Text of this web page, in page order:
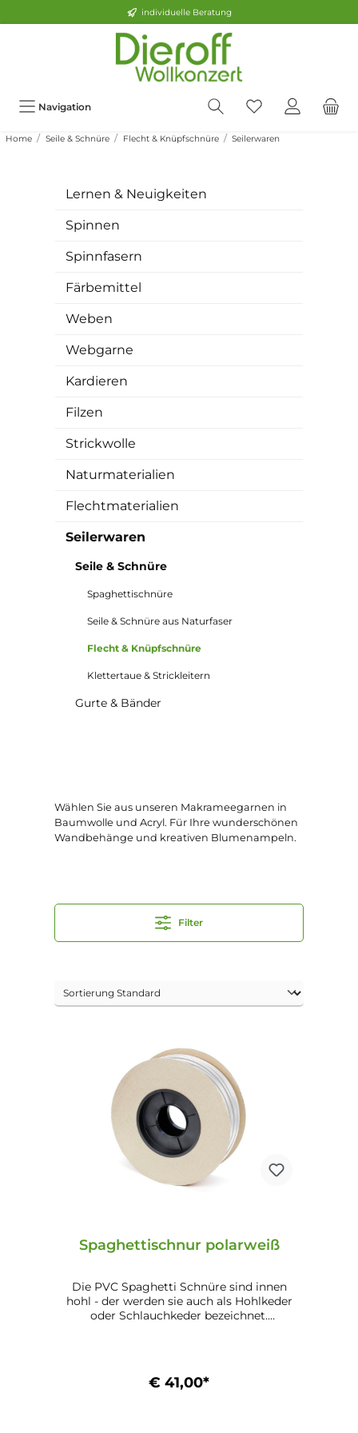
individuelle Beratung
Navigation
Home Seile & Schnüre Flecht & Knüpfschnüre Seilerwaren
Lernen & Neuigkeiten
Spinnen
Spinnfasern
Färbemittel
Weben
Webgarne
Kardieren
Filzen
Strickwolle
Naturmaterialien
Flechtmaterialien
Seilerwaren
Seile & Schnüre
Spaghettischnüre
Seile & Schnüre aus Naturfaser
Flecht & Knüpfschnüre
Klettertaue & Strickleitern
Gurte & Bänder
Wählen Sie aus unseren Makrameegarnen in
Baumwolle und Acryl. Für Ihre wunderschönen
Wandbehänge und kreativen Blumenampeln.
Filter
Spaghettischnur polarweiß
Die PVC Spaghetti Schnüre sind innen
hohl - der werden sie auch als Hohlkeder
oder Schlauchkeder bezeichnet.
Je wärmer die Schnur ist, desto flexibler
ist sie und damit auch leichter zu
€ 41,00*